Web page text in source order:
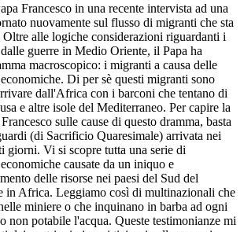
Francesco in una recente intervista ad una
nuovamente sul flusso di migranti che sta
alle logiche considerazioni riguardanti i
guerre in Medio Oriente, il Papa ha
macroscopico: i migranti a causa delle
Di per sè questi migranti sono
dall'Africa con i barconi che tentano di
e altre isole del Mediterraneo. Per capire la
sulle cause di questo dramma, basta
(di Sacrificio Quaresimale) arrivata nei
giorni. Vi si scopre tutta una serie di
causate da un iniquo e
delle risorse nei paesi del Sud del
in Africa. Leggiamo così di multinazionali che
miniere o che inquinano in barba ad ogni
non potabile l'acqua. Queste testimonianze mi